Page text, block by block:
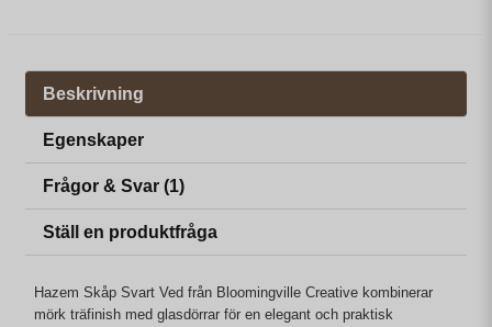
Beskrivning
Egenskaper
Frågor & Svar (1)
Ställ en produktfråga
Hazem Skåp Svart Ved från Bloomingville Creative kombinerar
mörk träfinish med glasdörrar för en elegant och praktisk